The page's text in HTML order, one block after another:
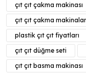
çıt çıt çakma makinası
çıt çıt çakma
plastik çıt çıt fiyatları
çıt çıt düğme seti
çıt çıt basma makinası